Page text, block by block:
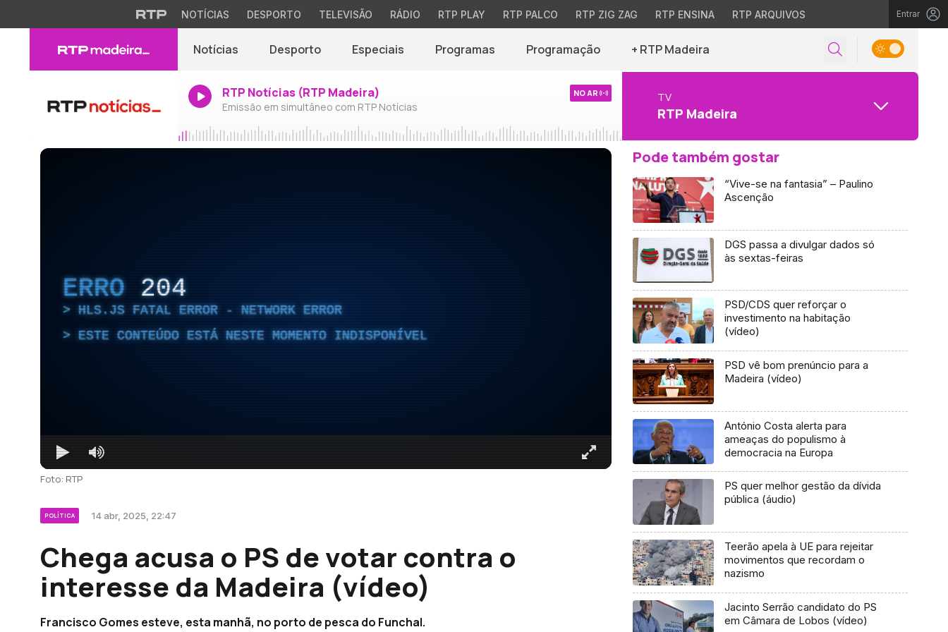
NOTÍCIAS DESPORTO TELEVISÃO RÁDIO RTP PLAY RTP PALCO RTP ZIG ZAG RTP ENSINA RTP ARQUIVOS Entrar
Notícias Desporto Especiais Programas Programação + RTP Madeira
RTP Notícias (RTP Madeira)
Emissão em simultâneo com RTP Notícias
NO AR TV
RTP Madeira
ERRO 204
HLS.JS FATAL ERROR - NETWORK ERROR
ESTE CONTEÚDO ESTÁ NESTE MOMENTO INDISPONÍVEL
Foto: RTP
POLÍTICA 14 abr, 2025, 22:47
Chega acusa o PS de votar contra o
interesse da Madeira (vídeo)
Francisco Gomes esteve, esta manhã, no porto de pesca do Funchal.
Pode também gostar
“Vive-se na fantasia” – Paulino
Ascenção
DGS passa a divulgar dados só
às sextas-feiras
PSD/CDS quer reforçar o
investimento na habitação
(vídeo)
PSD vê bom prenúncio para a
Madeira (vídeo)
António Costa alerta para
ameaças do populismo à
democracia na Europa
PS quer melhor gestão da dívida
pública (áudio)
Teerão apela à UE para rejeitar
movimentos que recordam o
nazismo
Jacinto Serrão candidato do PS
em Câmara de Lobos (vídeo)